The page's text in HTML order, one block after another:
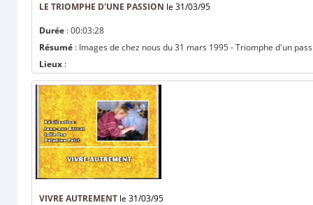
LE TRIOMPHE D'UNE PASSION le 31/03/95
Durée : 00:03:28
Résumé : Images de chez nous du 31 mars 1995 - Triomphe d'un
Lieux :
VIVRE AUTREMENT le 31/03/95